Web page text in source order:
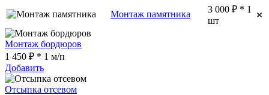
Монтаж памятника
3 000 ₽ * 1
шт
Монтаж бордюров
1 450 ₽ * 1 м/п
Добавить
Отсыпка отсевом